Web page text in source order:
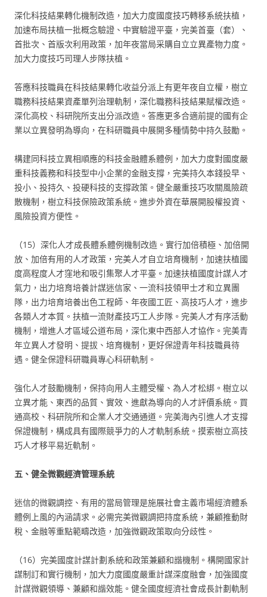
深化科技結果轉化機制改造，加大力度國度技巧轉移系統扶植，
加速布局扶植一批概念驗證、中實驗證平臺，完美首臺（套）、
首批次、首版次利用政策，加年夜當局采購自立立異產物力度。
加大力度技巧司理人步隊扶植。
答應科技職員在科技結果轉化收益分派上有更年夜自立權，樹立
職務科技結果資產單列治理軌制，深化職務科技結果賦權改造。
深化高校、科研院所支出分派改造。答應更多合適前提的國有企
業以立異發明為導向，在科研職員中展開多種情勢中持久鼓勵。
構建同科技立異相順應的科技金融體系體例，加大力度對國度嚴
重科技義務和科技型中小企業的金融支撐，完美持久本錢投早、
投小、投持久、投硬科技的支撐政策。健全嚴重技巧攻關風險疏
散機制，樹立科技保險政策系統。進步外資在華展開股權投資、
風險投資方便性。
（15）深化人才成長體系體例機制改造。實行加倍積極、加倍開
放、加倍有用的人才政策，完美人才自立培育機制，加速扶植國
度高程度人才窪地和吸引集聚人才平臺。加速扶植國度計謀人才
氣力，出力培育培養計謀迷信家、一流科技領甲士才和立異團
隊，出力培育培養出色工程師、年夜國工匠、高技巧人才，進步
各類人才本質。扶植一流財產技巧工人步隊。完美人才有序活動
機制，增進人才區域公道布局，深化東中西部人才協作。完美青
年立異人才發明、提拔、培育機制，更好保證青年科技職員待
遇。健全保證科研職員專心科研軌制。
強化人才鼓勵機制，保持向用人主體受權、為人才松綁。樹立以
立異才能、東西的品質、實效、進獻為導向的人才評價系統。買
通高校、科研院所和企業人才交通通道。完美海內引進人才支撐
保證機制，構成具有國際競爭力的人才軌制系統。摸索樹立高技
巧人才移平易近軌制。
五、健全微觀經濟管理系統
迷信的微觀調控、有用的當局管理是施展社會主義市場經濟體系
體例上風的內涵請求。必需完美微觀調把持度系統，兼顧推動財
稅、金融等重點範疇改造，加強微觀政策取向分歧性。
（16）完美國度計謀計劃系統和政策兼顧和諧機制。構開國家計
謀制訂和實行機制，加大力度國度嚴重計謀深度融會，加強國度
計謀微觀領導、兼顧和諧效能。健全國度經濟社會成長計劃軌制